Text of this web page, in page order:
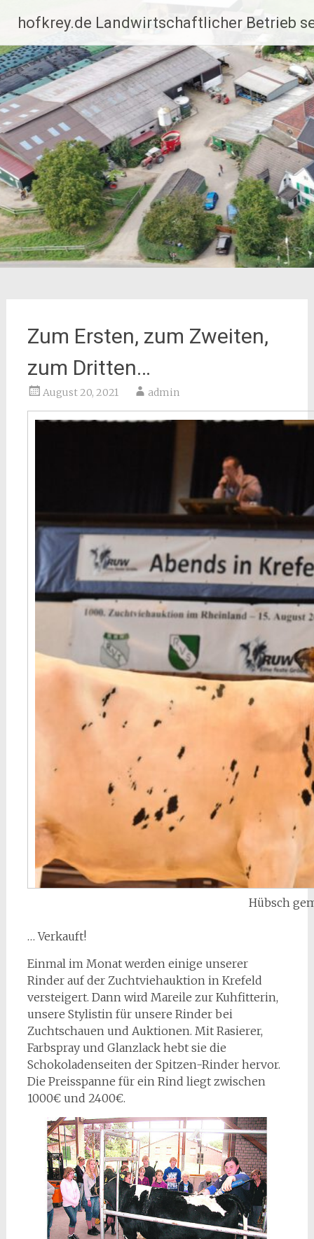
Inhalt
springen
hofkrey.de Landwirtschaftlicher Betrieb
Zum Ersten, zum Zweiten,
zum Dritten…
August 20, 2021 admin
Hübsch
… Verkauft!
Einmal im Monat werden einige unserer
Rinder auf der Zuchtviehauktion in Krefeld
versteigert. Dann wird Mareile zur Kuhfitterin,
unsere Stylistin für unsere Rinder bei
Zuchtschauen und Auktionen. Mit Rasierer,
Farbspray und Glanzlack hebt sie die
Schokoladenseiten der Spitzen-Rinder hervor.
Die Preisspanne für ein Rind liegt zwischen
1000€ und 2400€.